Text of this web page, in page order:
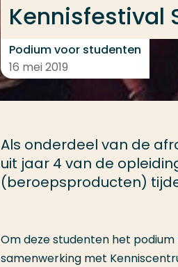
Kennisfestival
Podium voor studenten
16 mei 2019
Als onderdeel van de
uit jaar 4 van de
(beroepsproducten)
Om deze studenten het
samenwerking met